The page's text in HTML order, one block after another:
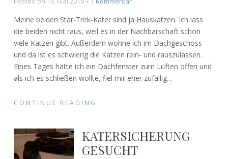
will
hoch
hinaus
Meine beiden Star-Trek-Kater sind ja Hauskatzen. Ich lass
die beiden nicht raus, weil es in der Nachbarschaft schon
viele Katzen gibt. Außerdem wohne ich im Dachgeschoss
und da ist es schwierig die Katzen rein- und rauszulassen.
Eines Tages hatte ich ein Dachfenster zum Lüften offen und
als ich es schließen wollte, fiel mir eher zufällig…
CONTINUE READING
KATERSICHERUNG
GESUCHT